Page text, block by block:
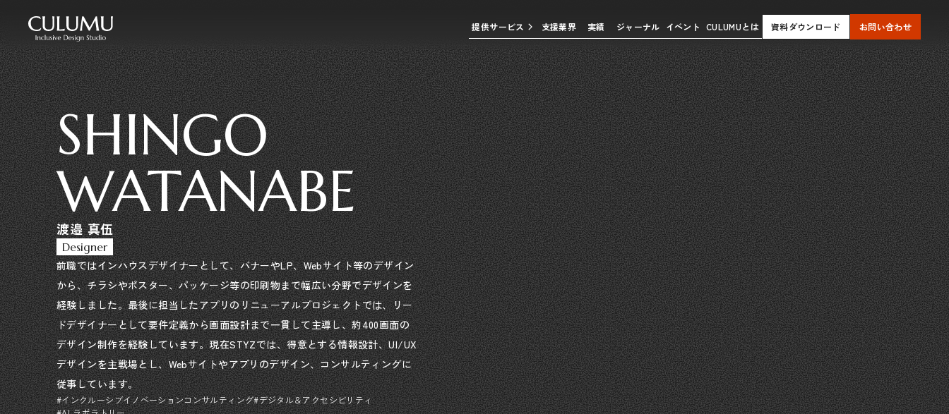
提供サービス 支援業界 実績 ジャーナル イベント CULUMUとは 資料ダウンロード お問い合わせ
渡邉 真伍
SHINGO
WATANABE
Designer
前職ではインハウスデザイナーとして、バナーやLP、Webサイト等のデザイン
から、チラシやポスター、パッケージ等の印刷物まで幅広い分野でデザインを
経験しました。最後に担当したアプリのリニューアルプロジェクトでは、リー
ドデザイナーとして要件定義から画面設計まで一貫して主導し、約400画面の
デザイン制作を経験しています。現在STYZでは、得意とする情報設計、UI/UX
デザインを主戦場とし、Webサイトやアプリのデザイン、コンサルティングに
従事しています。
#インクルーシブイノベーションコンサルティング#デジタル＆アクセシビリティ